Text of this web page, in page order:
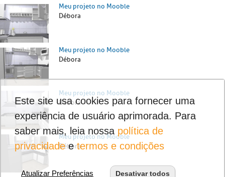
Meu projeto no Mooble
Débora
Meu projeto no Mooble
Débora
Meu projeto no Mooble
Débora
Meu projeto no Mooble
Débora
Este site usa cookies para fornecer uma
experiência de usuário aprimorada. Para
saber mais, leia nossa política de
privacidadeetermos e condições
Atualizar Preferências Desativar todos